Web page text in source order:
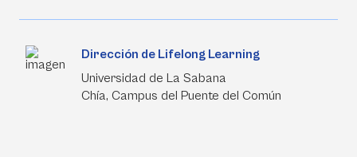
Dirección de Lifelong Learning
Universidad de La Sabana
Chía, Campus del Puente del Común